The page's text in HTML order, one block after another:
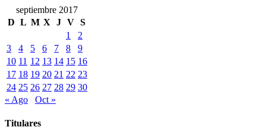
septiembre 2017
D L M X J V S
1
2
3
4 5 6 7 8
9
10 11 12 13 14 15 16
17 18 19 20 21 22 23
24 25 26 27 28 29 30
« Ago
Oct »
Titulares